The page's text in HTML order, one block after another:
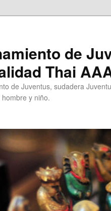
de
Thai
de Juventus, sudadera
y niño.